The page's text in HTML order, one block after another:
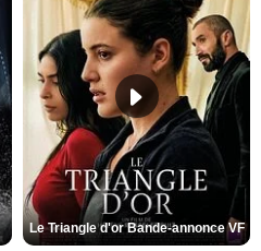
Le Triangle d'or Bande-annonce VF